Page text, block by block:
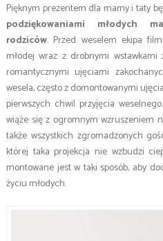
Pięknym prezentem dla mamy i taty
podziękowaniami młodych
rodziców. Przed weselem ekipa
młodej wraz z drobnymi
romantycznymi ujęciami
wesela, często z domontowanymi
pierwszych chwil przyjęcia
wiąże się z ogromnym wzruszeniem
także wszystkich zgromadzonych
której taka projekcja nie wzbudzi
montowane jest w taki sposób, aby
życiu młodych.